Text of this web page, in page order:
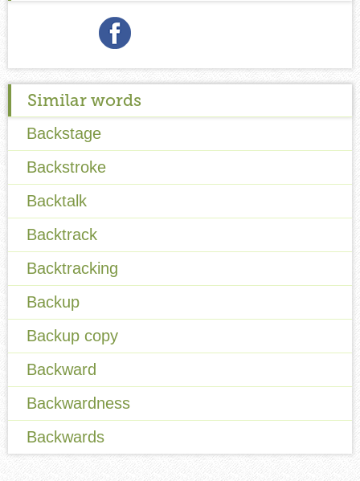
Similar words
Backstage
Backstroke
Backtalk
Backtrack
Backtracking
Backup
Backup copy
Backward
Backwardness
Backwards